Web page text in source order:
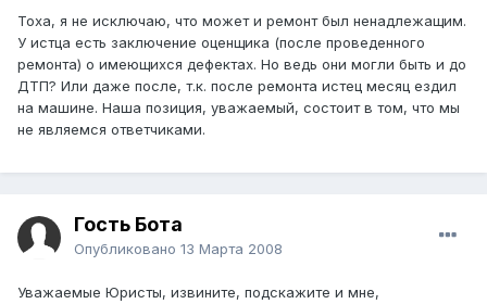
Тоха, я не исключаю, что может и ремонт был ненадлежащим.
У истца есть заключение оценщика (после проведенного
ремонта) о имеющихся дефектах. Но ведь они могли быть и до
ДТП? Или даже после, т.к. после ремонта истец месяц ездил
на машине. Наша позиция, уважаемый, состоит в том, что мы
не являемся ответчиками.
Гость Бота
Опубликовано 13 Марта 2008
Уважаемые Юристы, извините, подскажите и мне,